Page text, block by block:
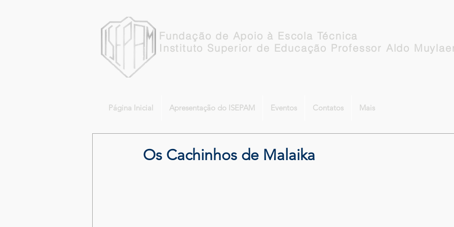
Fundação de Apoio à Escola Técnica
Instituto Superior de Educação Professor Aldo
Página Inicial Apresentação do ISEPAM Eventos Contatos Mais
Os Cachinhos de Malaika